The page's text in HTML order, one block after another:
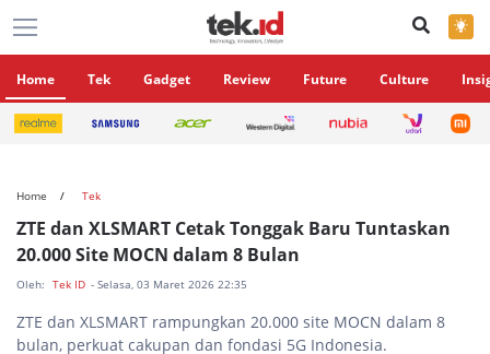
×
Home Tek Gadget Review Future Culture
Home Tek
ZTE dan XLSMART Cetak Tonggak Baru Tuntaskan
20.000 Site MOCN dalam 8 Bulan
Oleh: Tek ID - Selasa, 03 Maret 2026 22:35
ZTE dan XLSMART rampungkan 20.000 site MOCN dalam 8
bulan, perkuat cakupan dan fondasi 5G Indonesia.